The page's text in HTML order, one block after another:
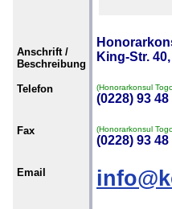
Anschrift /
Beschreibung
King-Str.
Telefon (Honorarkonsul
(0228) 93 48
Fax (Honorarkonsul
(0228) 93 48
Email